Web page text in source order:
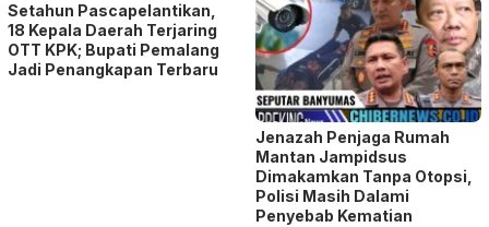
Setahun Pascapelantikan,
18 Kepala Daerah Terjaring
OTT KPK; Bupati Pemalang
Jadi Penangkapan Terbaru
Jenazah Penjaga Rumah
Mantan Jampidsus
Dimakamkan Tanpa Otopsi,
Polisi Masih Dalami
Penyebab Kematian